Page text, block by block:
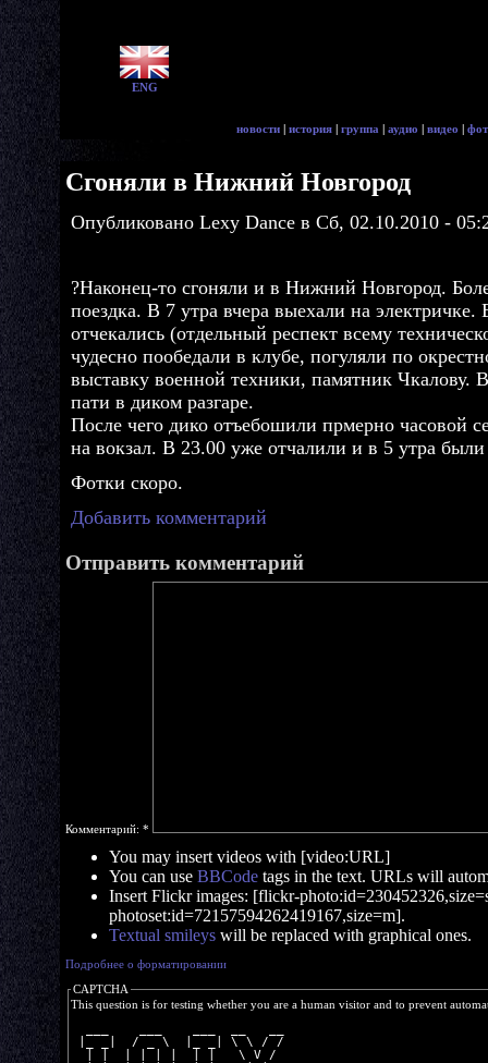
ENG
новости | история | группа | аудио | видео |
Сгоняли в Нижний Новгород
Опубликовано Lexy Dance в Сб, 02.10.2010 -
?Наконец-то сгоняли и в Нижний Новгород.
поездка. В 7 утра вчера выехали на
отчекались (отдельный респект всему
чудесно пообедали в клубе, погуляли по
выставку военной техники, памятник Чкалову.
пати в диком разгаре.
После чего дико отъебошили прмерно часовой
на вокзал. В 23.00 уже отчалили и в 5 утра
Фотки скоро.
Добавить комментарий
Отправить комментарий
Комментарий: *
You may insert videos with [video:URL]
You can use BBCode tags in the text. URLs will
Insert Flickr images: [flickr-
photoset:id=72157594262419167,size=m].
Textual smileys will be replaced with graphical ones.
Подробнее о форматировании
CAPTCHA
This question is for testing whether you are a human visitor and to prevent
|_ _|  / _ \  |_ _| \ \ / /
  | |  | | | |  | |   \ V /